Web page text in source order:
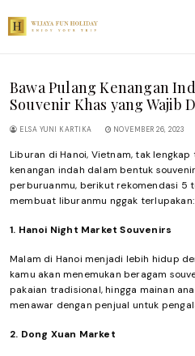
content
Search for:
Bawa Pulang Kenangan
Souvenir Khas yang Wajib
ELSA YUNI KARTIKA NOVEMBER 26, 2023
Liburan di Hanoi, Vietnam, tak
kenangan indah dalam bentuk
perburuanmu, berikut rekomendasi 5
membuat liburanmu nggak terlupakan:
1. Hanoi Night Market Souvenirs
Malam di Hanoi menjadi lebih hidup
kamu akan menemukan beragam
pakaian tradisional, hingga mainan
menawar dengan penjual untuk
2. Dong Xuan Market